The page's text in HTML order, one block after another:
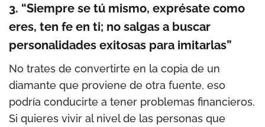
3. “Siempre se tú mismo, exprésate como
eres, ten fe en ti; no salgas a buscar
personalidades exitosas para imitarlas”
No trates de convertirte en la copia de un
diamante que proviene de otra fuente, eso
podría conducirte a tener problemas financieros.
Si quieres vivir al nivel de las personas que